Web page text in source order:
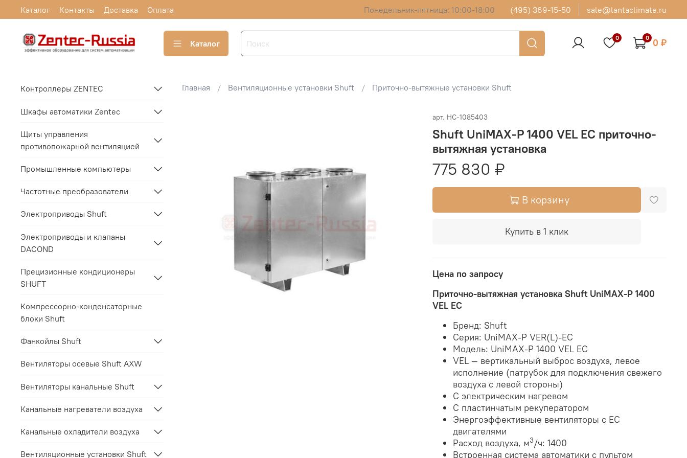
Каталог Контакты Доставка Оплата Понедельник-пятница: 10:00-18:00 (495) 369-15-50 sale@lantaclimate.ru
Каталог
0 0 0 ₽
Главная Вентиляционные установки Shuft Приточно-вытяжные установки Shuft
арт. НС-1085403
Shuft UniMAX-P 1400 VEL EC приточно-
вытяжная установка
775 830 ₽
В корзину
Купить в 1 клик
Цена по запросу
Приточно-вытяжная установка Shuft UniMAX-P 1400
VEL EC
Бренд: Shuft
Серия: UniMAX-P VER(L)-EC
Модель: UniMAX-P 1400 VEL EC
VEL — вертикальный выброс воздуха, левое
исполнение (патрубок для подключения свежего
воздуха с левой стороны)
С электрическим нагревом
С пластинчатым рекуператором
Энергоэффективные вентиляторы с EC
двигателями
Расход воздуха, м3/ч: 1400
Встроенная система автоматики с пультом
Контроллеры ZENTEC
Шкафы автоматики Zentec
Щиты управления
противопожарной вентиляцией
Промышленные компьютеры
Частотные преобразователи
Электроприводы Shuft
Электроприводы и клапаны
DACOND
Прецизионные кондиционеры
SHUFT
Компрессорно-конденсаторные
блоки Shuft
Фанкойлы Shuft
Вентиляторы осевые Shuft AXW
Вентиляторы канальные Shuft
Канальные нагреватели воздуха
Канальные охладители воздуха
Вентиляционные установки Shuft